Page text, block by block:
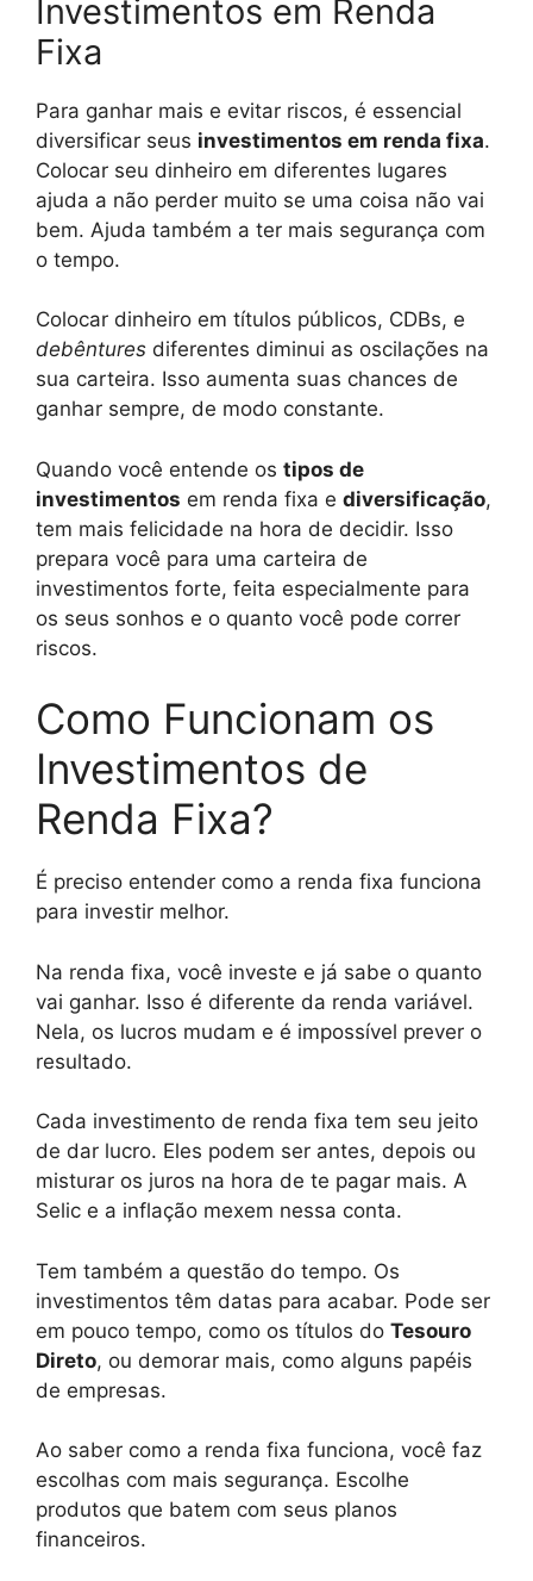
Investimentos em Renda
Fixa
Para ganhar mais e evitar riscos, é essencial
diversificar seus investimentos em renda fixa.
Colocar seu dinheiro em diferentes lugares
ajuda a não perder muito se uma coisa não vai
bem. Ajuda também a ter mais segurança com
o tempo.
Colocar dinheiro em títulos públicos, CDBs, e
debêntures diferentes diminui as oscilações na
sua carteira. Isso aumenta suas chances de
ganhar sempre, de modo constante.
Quando você entende os tipos de
investimentos em renda fixa e diversificação,
tem mais felicidade na hora de decidir. Isso
prepara você para uma carteira de
investimentos forte, feita especialmente para
os seus sonhos e o quanto você pode correr
riscos.
Como Funcionam os
Investimentos de
Renda Fixa?
É preciso entender como a renda fixa funciona
para investir melhor.
Na renda fixa, você investe e já sabe o quanto
vai ganhar. Isso é diferente da renda variável.
Nela, os lucros mudam e é impossível prever o
resultado.
Cada investimento de renda fixa tem seu jeito
de dar lucro. Eles podem ser antes, depois ou
misturar os juros na hora de te pagar mais. A
Selic e a inflação mexem nessa conta.
Tem também a questão do tempo. Os
investimentos têm datas para acabar. Pode ser
em pouco tempo, como os títulos do Tesouro
Direto, ou demorar mais, como alguns papéis
de empresas.
Ao saber como a renda fixa funciona, você faz
escolhas com mais segurança. Escolhe
produtos que batem com seus planos
financeiros.